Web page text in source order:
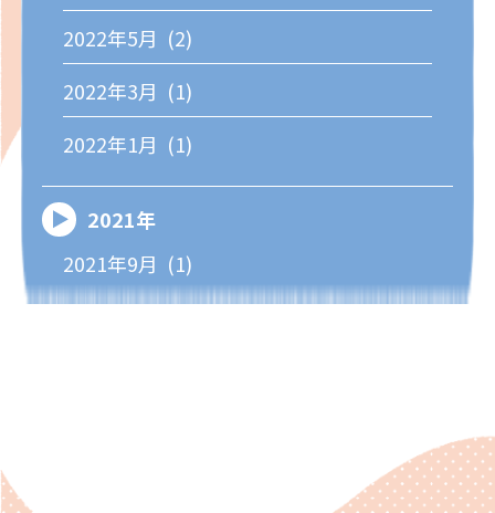
2022年5月 (2)
2022年3月 (1)
2022年1月 (1)
2021年
2021年9月 (1)